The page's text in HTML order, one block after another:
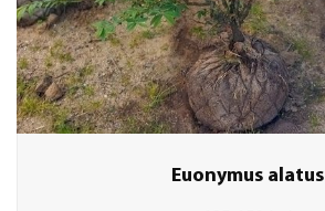
Euonymus alatus